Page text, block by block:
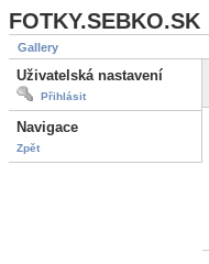
FOTKY.SEBKO.SK
Gallery
Uživatelská nastavení
Přihlásit
Navigace
Zpět